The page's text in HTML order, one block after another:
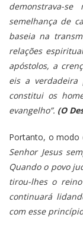
demonstrava-
semelhança de
baseia na
relações
apóstolos, a
eis a verdadeira
constitui os
evangelho”. (O
Portanto, o modo
Senhor Jesus
Quando o povo
tirou-lhes o
continuará
com esse